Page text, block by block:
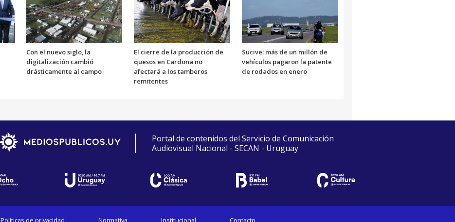
Con el nuevo siglo, la
digitalización cambió
drásticamente al campo
El cierre de la producción de
quesos en Cardona no
afectará a los tamberos
remitentes
Sucive: más de un millón de
vehículos pagaron la patente
de rodados en enero
Portal de contenidos del Servicio de Comunicación
Audiovisual Nacional - SECAN - Uruguay
Políticas de privacidad Normativa Institucional Contacto